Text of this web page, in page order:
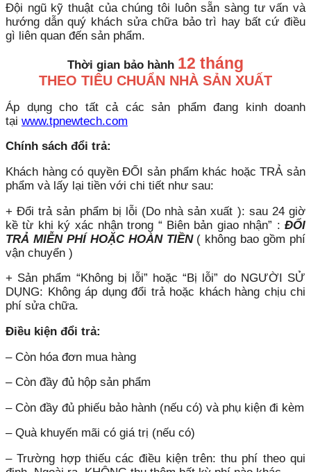
Đội ngũ kỹ thuật của chúng tôi luôn sẵn sàng tư vấn và
hướng dẫn quý khách sửa chữa bảo trì hay bất cứ điều
gì liên quan đến sản phẩm.
Thời gian bảo hành 12 tháng
THEO TIÊU CHUẨN NHÀ SẢN XUẤT
Áp dụng cho tất cả các sản phẩm đang kinh doanh
tại www.tpnewtech.com
Chính sách đổi trả:
Khách hàng có quyền ĐỔI sản phẩm khác hoặc TRẢ sản
phẩm và lấy lại tiền với chi tiết như sau:
+ Đổi trả sản phẩm bị lỗi (Do nhà sản xuất ): sau 24 giờ
kề từ khi ký xác nhận trong “ Biên bản giao nhận” : ĐỔI
TRẢ MIỄN PHÍ HOẶC HOÀN TIỀN( không bao gồm phí
vận chuyển )
+ Sản phẩm “Không bị lỗi” hoặc “Bị lỗi” do NGƯỜI SỬ
DỤNG: Không áp dụng đổi trả hoặc khách hàng chịu chi
phí sửa chữa.
Điều kiện đổi trả:
– Còn hóa đơn mua hàng
– Còn đầy đủ hộp sản phẩm
– Còn đầy đủ phiếu bảo hành (nếu có) và phụ kiện đi kèm
– Quà khuyến mãi có giá trị (nếu có)
– Trường hợp thiếu các điều kiện trên: thu phí theo qui